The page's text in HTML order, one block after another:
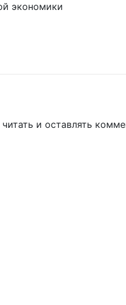
экономики
и оставлять